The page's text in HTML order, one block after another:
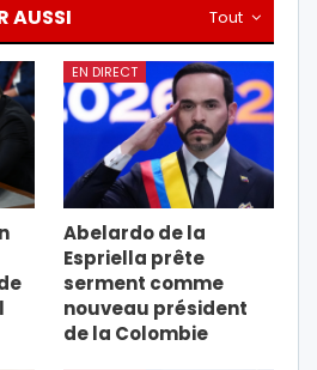
Tout
AUSSI
EN DIRECT
Abelardo de la
Espriella prête
serment comme
nouveau président
de la Colombie